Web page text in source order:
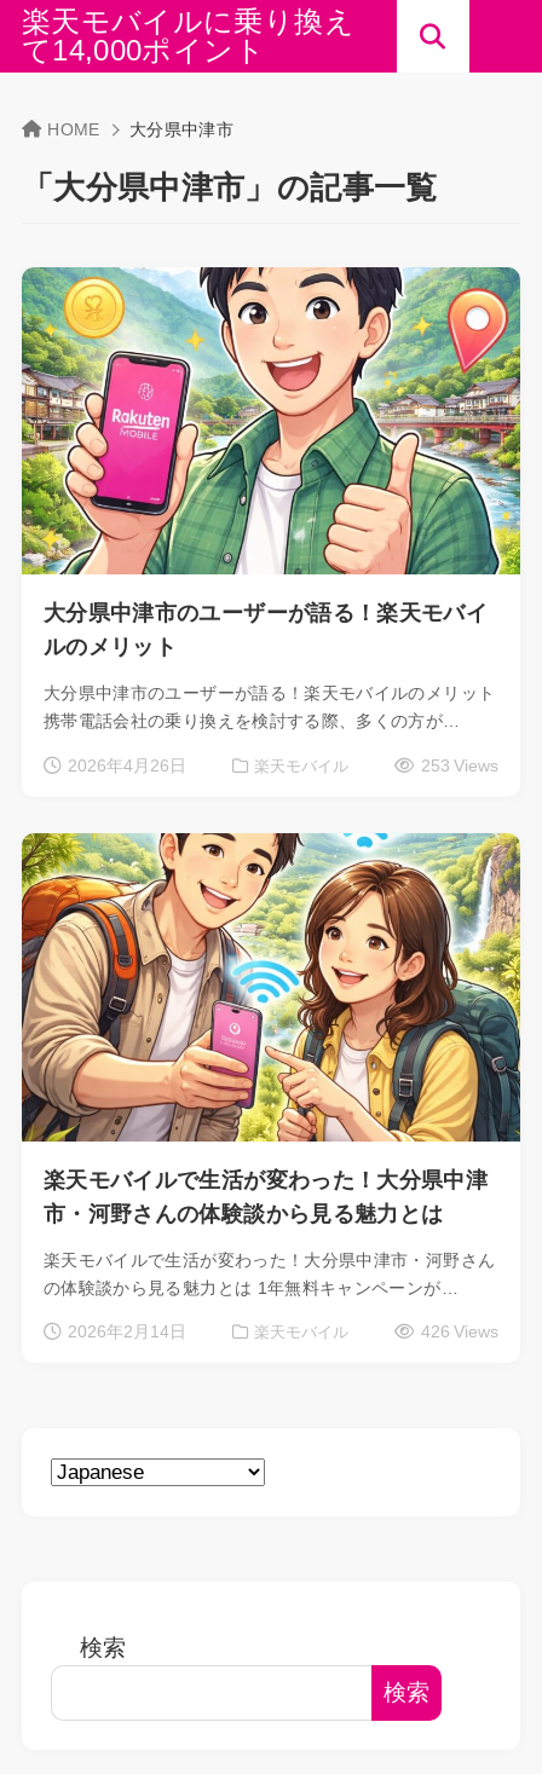
楽天モバイルに乗り換え
て14,000ポイント
HOME 大分県中津市
「大分県中津市」の記事一覧
大分県中津市のユーザーが語る！楽天モバイ
ルのメリット
大分県中津市のユーザーが語る！楽天モバイルのメリット
携帯電話会社の乗り換えを検討する際、多くの方が…
2026年4月26日 楽天モバイル 253 Views
楽天モバイルで生活が変わった！大分県中津
市・河野さんの体験談から見る魅力とは
楽天モバイルで生活が変わった！大分県中津市・河野さん
の体験談から見る魅力とは 1年無料キャンペーンが…
2026年2月14日 楽天モバイル 426 Views
検索
検索